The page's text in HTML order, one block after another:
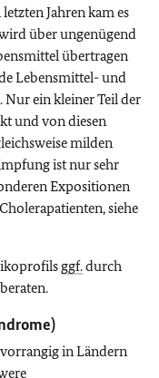
Jahren kam es
über ungenügend
übertragen
Lebensmittel- und
Nur ein kleiner Teil der
und von diesen
milden
ist nur sehr
Expositionen
siehe
ggf.durch
in Ländern